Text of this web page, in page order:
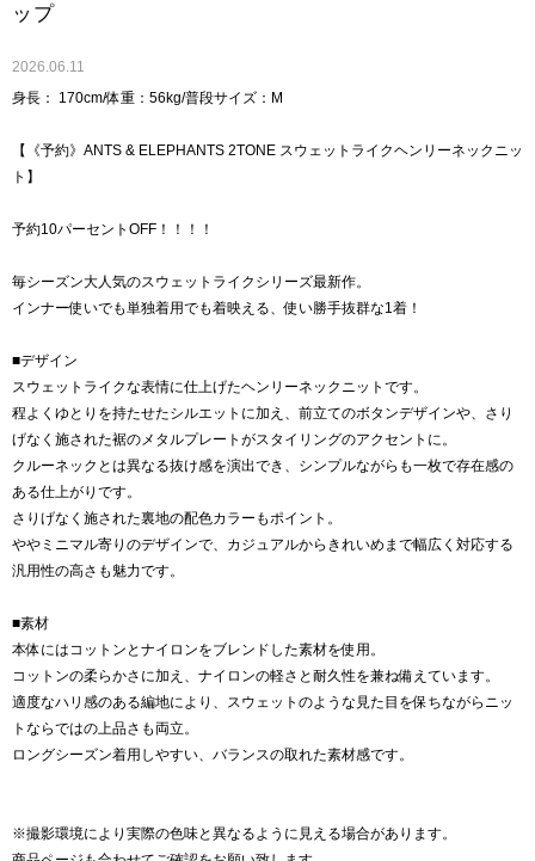
ップ
2026.06.11
身長： 170cm/体重：56kg/普段サイズ：M
【《予約》ANTS & ELEPHANTS 2TONE スウェットライクヘンリーネックニッ
ト】
予約10パーセントOFF！！！！
毎シーズン大人気のスウェットライクシリーズ最新作。
インナー使いでも単独着用でも着映える、使い勝手抜群な1着！
■デザイン
スウェットライクな表情に仕上げたヘンリーネックニットです。
程よくゆとりを持たせたシルエットに加え、前立てのボタンデザインや、さり
げなく施された裾のメタルプレートがスタイリングのアクセントに。
クルーネックとは異なる抜け感を演出でき、シンプルながらも一枚で存在感の
ある仕上がりです。
さりげなく施された裏地の配色カラーもポイント。
ややミニマル寄りのデザインで、カジュアルからきれいめまで幅広く対応する
汎用性の高さも魅力です。
■素材
本体にはコットンとナイロンをブレンドした素材を使用。
コットンの柔らかさに加え、ナイロンの軽さと耐久性を兼ね備えています。
適度なハリ感のある編地により、スウェットのような見た目を保ちながらニッ
トならではの上品さも両立。
ロングシーズン着用しやすい、バランスの取れた素材感です。
※撮影環境により実際の色味と異なるように見える場合があります。